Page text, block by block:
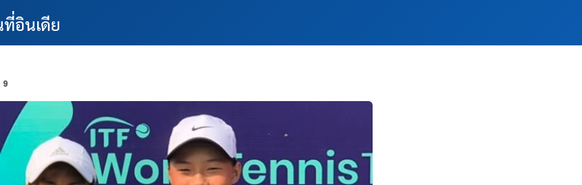
อินเดีย
9